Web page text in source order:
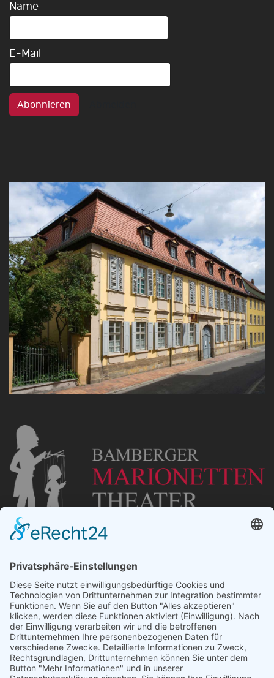
Name
E-Mail
Abonnieren
„Staubsches Haus“
Untere Sandstraße 30
96049 Bamberg
Tel: +49 (0) 951 67600